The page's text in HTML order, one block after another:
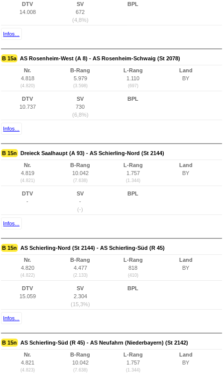
DTV
14.008
SV
672
(4,8%)
BPL
Infos...
B 15a AS Rosenheim-West (A 8) - AS Rosenheim-Schwaig (St 2078)
Nr.
4.818
(4.820)
B-Rang
5.979
(3.598)
L-Rang
1.110
(697)
Land
BY
DTV
10.737
SV
730
(6,8%)
BPL
Infos...
B 15n Dreieck Saalhaupt (A 93) - AS Schierling-Nord (St 2144)
Nr.
4.819
(4.821)
B-Rang
10.042
(7.638)
L-Rang
1.757
(1.344)
Land
BY
DTV
-
SV
-
(-)
BPL
Infos...
B 15n AS Schierling-Nord (St 2144) - AS Schierling-Süd (R 45)
Nr.
4.820
(4.822)
B-Rang
4.477
(2.133)
L-Rang
818
(410)
Land
BY
DTV
15.059
SV
2.304
(15,3%)
BPL
Infos...
B 15n AS Schierling-Süd (R 45) - AS Neufahrn (Niederbayern) (St 2142)
Nr.
4.821
(4.823)
B-Rang
10.042
(7.638)
L-Rang
1.757
(1.344)
Land
BY